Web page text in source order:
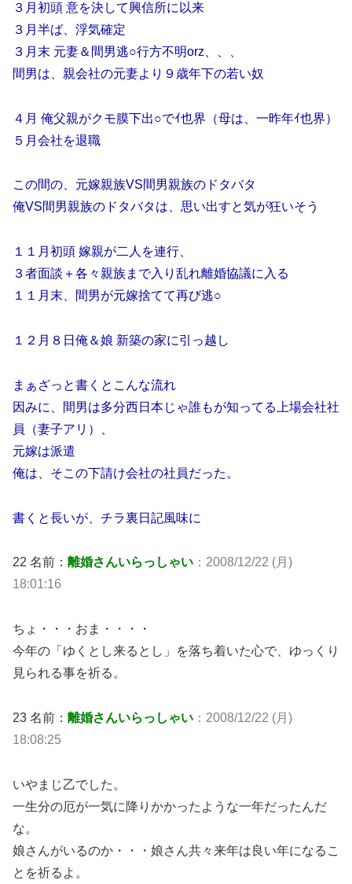
３月初頭 意を決して興信所に以来
３月半ば、浮気確定
３月末 元妻＆間男逃○行方不明orz、、、
間男は、親会社の元妻より９歳年下の若い奴
４月 俺父親がクモ膜下出○でｲ也界（母は、一昨年ｲ也界）
５月会社を退職
この間の、元嫁親族VS間男親族のドタバタ
俺VS間男親族のドタバタは、思い出すと気が狂いそう
１１月初頭 嫁親が二人を連行、
３者面談＋各々親族まで入り乱れ離婚協議に入る
１１月末、間男が元嫁捨てて再び逃○
１２月８日俺＆娘 新築の家に引っ越し
まぁざっと書くとこんな流れ
因みに、間男は多分西日本じゃ誰もが知ってる上場会社社
員（妻子アリ）、
元嫁は派遣
俺は、そこの下請け会社の社員だった。
書くと長いが、チラ裏日記風味に
22 名前： 離婚さんいらっしゃい ：2008/12/22 (月)
18:01:16
ちょ・・・おま・・・・
今年の「ゆくとし来るとし」を落ち着いた心で、ゆっくり
見られる事を祈る。
23 名前： 離婚さんいらっしゃい ：2008/12/22 (月)
18:08:25
いやまじ乙でした。
一生分の厄が一気に降りかかったような一年だったんだ
な。
娘さんがいるのか・・・娘さん共々来年は良い年になるこ
とを祈るよ。